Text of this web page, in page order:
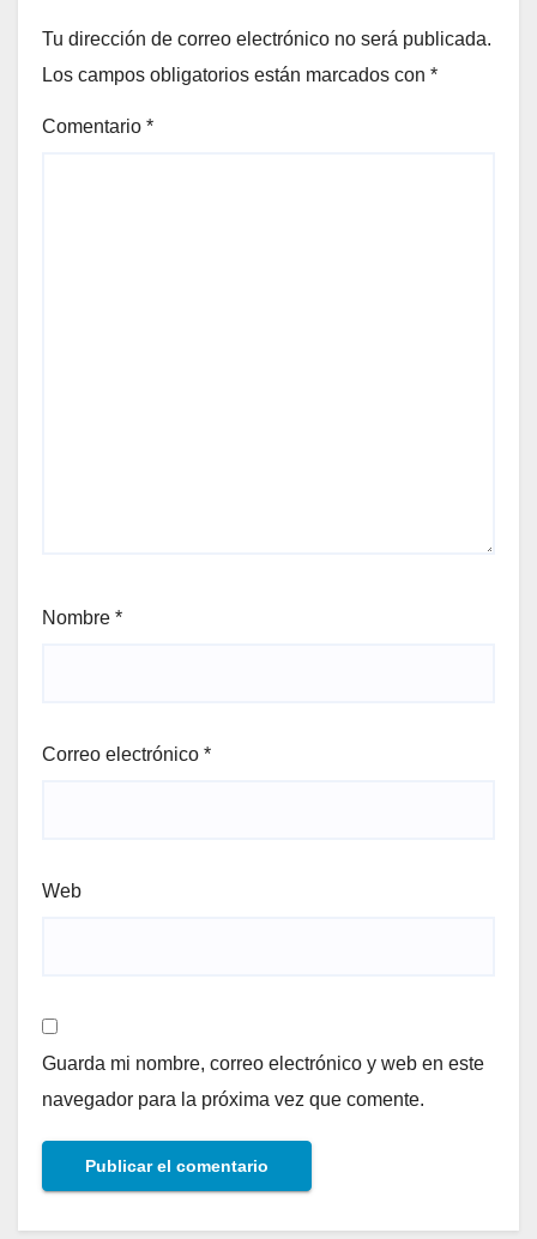
Tu dirección de correo electrónico no será publicada.
Los campos obligatorios están marcados con *
Comentario *
Nombre *
Correo electrónico *
Web
Guarda mi nombre, correo electrónico y web en este
navegador para la próxima vez que comente.